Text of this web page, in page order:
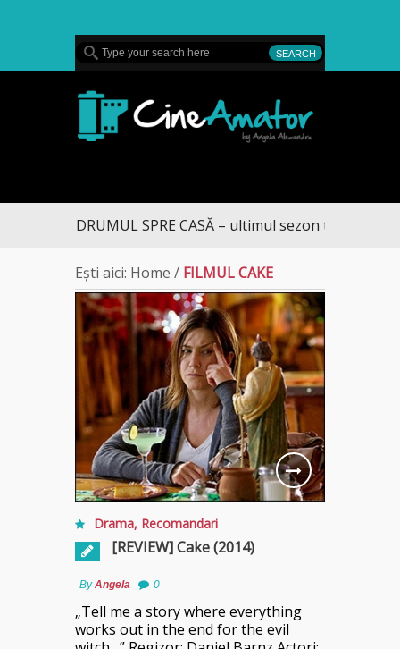
DRUMUL SPRE CASĂ – ultimul sezon te aduce la
Ești aici: Home / FILMUL CAKE
Drama, Recomandari
[REVIEW] Cake (2014)
ByAngela 0
„Tell me a story where everything
works out in the end for the evil